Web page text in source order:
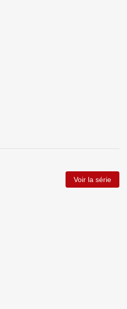
Voir la série